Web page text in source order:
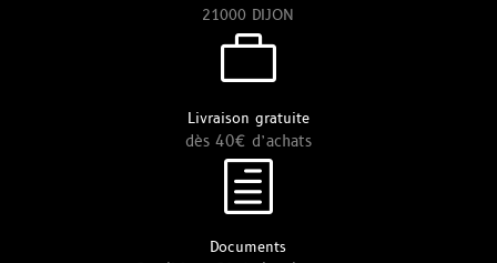
21000 DIJON

Livraison gratuite
dès 40€ d’achats
h
Documents